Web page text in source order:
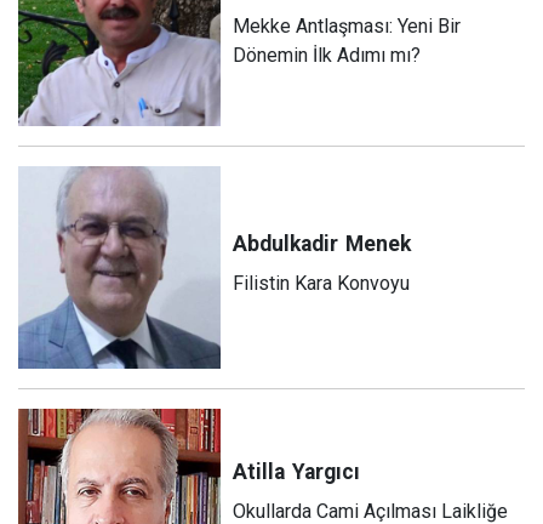
Mekke Antlaşması: Yeni Bir
Dönemin İlk Adımı mı?
Abdulkadir Menek
Filistin Kara Konvoyu
Atilla Yargıcı
Okullarda Cami Açılması Laikliğe